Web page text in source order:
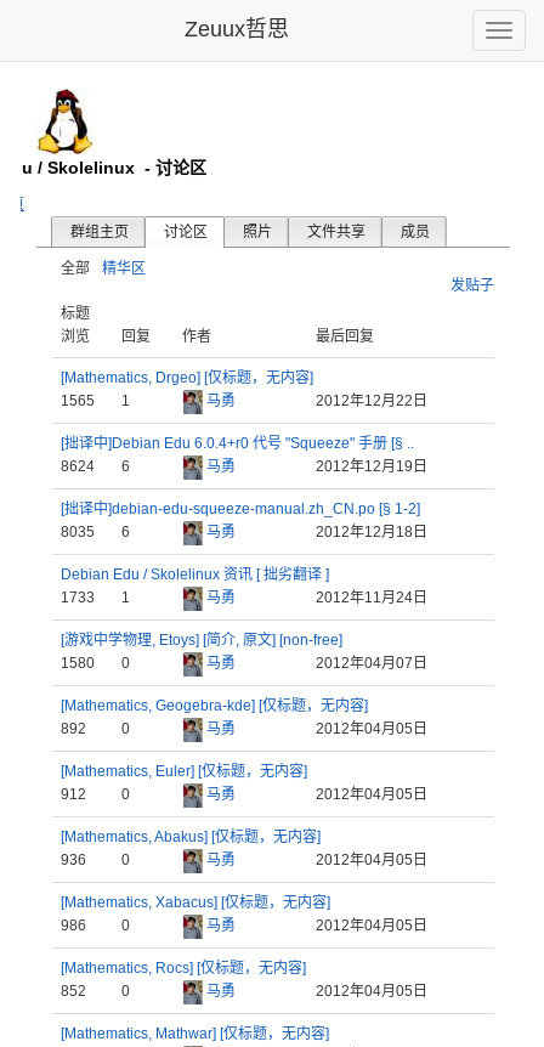
Toggle
Zeuux哲思
/ Skolelinux - 讨论区
页
群组主页
讨论区 照片 文件共享 成员
全部
精华区
发贴子
标题
浏览
回复 作者 最后回复
[Mathematics, Drgeo] [仅标题，无内容]
1565
1 马勇 2012年12月22日
[拙译中]Debian Edu 6.0.4+r0 代号 "Squeeze" 手册 [§ ..
8624
6 马勇 2012年12月19日
[拙译中]debian-edu-squeeze-manual.zh_CN.po [§ 1-2]
8035
6 马勇 2012年12月18日
Debian Edu / Skolelinux 资讯 [ 拙劣翻译 ]
1733
1 马勇 2012年11月24日
[游戏中学物理, Etoys] [简介, 原文] [non-free]
1580
0 马勇 2012年04月07日
[Mathematics, Geogebra-kde] [仅标题，无内容]
892
0 马勇 2012年04月05日
[Mathematics, Euler] [仅标题，无内容]
912
0 马勇 2012年04月05日
[Mathematics, Abakus] [仅标题，无内容]
936
0 马勇 2012年04月05日
[Mathematics, Xabacus] [仅标题，无内容]
986
0 马勇 2012年04月05日
[Mathematics, Rocs] [仅标题，无内容]
852
0 马勇 2012年04月05日
[Mathematics, Mathwar] [仅标题，无内容]